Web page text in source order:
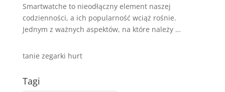
Smartwatche to nieodłączny element naszej
codzienności, a ich popularność wciąż rośnie.
Jednym z ważnych aspektów, na które należy …
tanie zegarki hurt
Tagi